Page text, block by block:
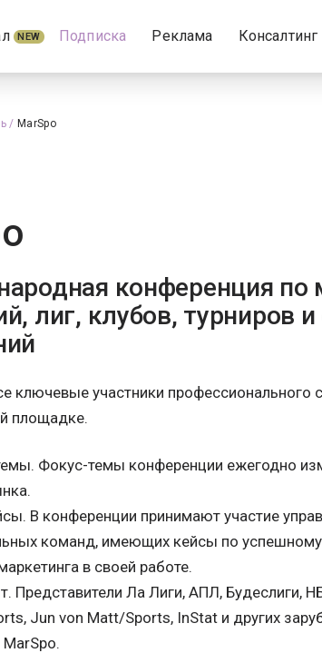
NEW Подписка Реклама Консалтинг
/ MarSpo
конференция по
лиг, клубов, турниров
ключевые участники профессионального
площадке.
Фокус-темы конференции ежегодно
В конференции принимают участие
команд, имеющих кейсы по
в своей работе.
Представители Ла Лиги, АПЛ, Будеслиги,
Jun von Matt/Sports, InStat и других